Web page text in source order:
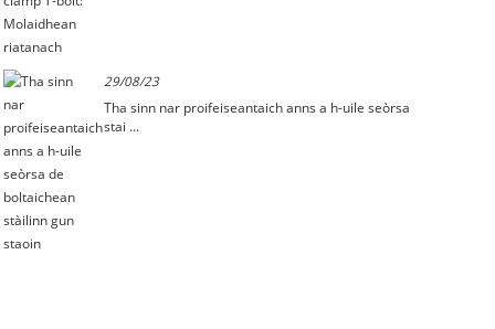
29/08/23
Tha sinn nar proifeiseantaich anns a h-uile seòrsa
stai ...